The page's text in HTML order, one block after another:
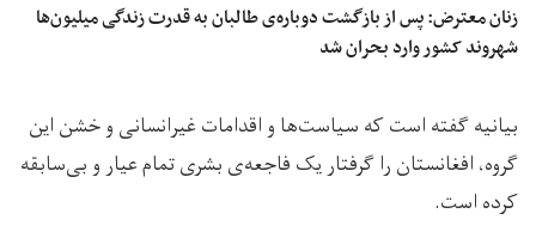
زنان معترض: پس از بازگشت دوباره‌ی طالبان به قدرت زندگی میلیون‌ها
شهروند کشور وارد بحران شد
بیانیه گفته است که سیاست‌ها و اقدامات غیرانسانی و خشن این
گروه، افغانستان را گرفتار یک فاجعه‌ی بشری تمام عیار و بی‌سابقه‌
کرده است.